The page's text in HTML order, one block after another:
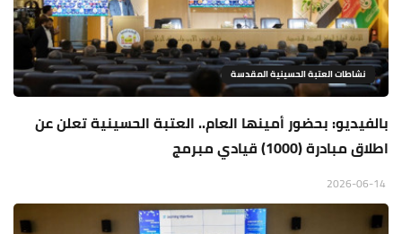
نشاطات العتبة الحسينية المقدسة
بالفيديو: بحضور أمينها العام.. العتبة الحسينية تعلن عن
اطلاق مبادرة (1000) قيادي مبرمج